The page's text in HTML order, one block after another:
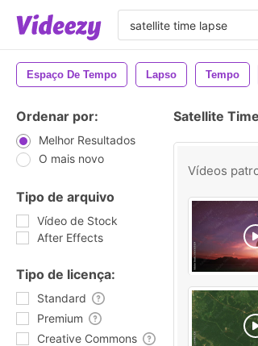
Espaço De Tempo Lapso Tempo
Ordenar por:
Melhor Resultados
O mais novo
Tipo de arquivo
Vídeo de Stock
After Effects
Tipo de licença:
Standard
Premium
Creative Commons
Satellite
Vídeos